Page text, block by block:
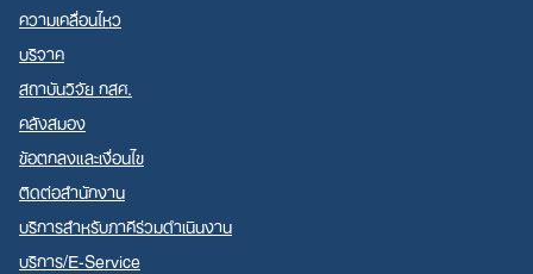
ความเคลื่อนไหว
บริจาค
สถาบันวิจัย กสศ.
คลังสมอง
ข้อตกลงและเงื่อนไข
ติดต่อสำนักงาน
บริการสำหรับภาคีร่วมดำเนินงาน
บริการ/E-Service